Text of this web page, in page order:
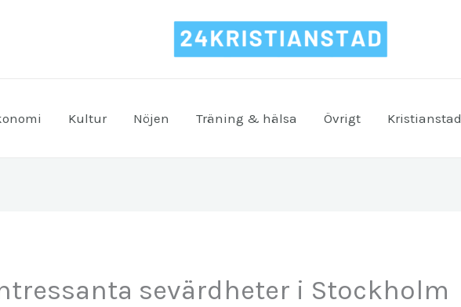
Kultur Nöjen Träning & hälsa Övrigt Kristianstad
sevärdheter i Stockholm